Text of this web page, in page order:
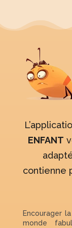
ENFANT
contienne
Encourager
monde